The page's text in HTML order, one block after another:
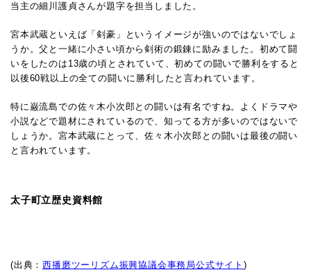
当主の細川護貞さんが題字を担当しました。
宮本武蔵といえば「剣豪」というイメージが強いのではないでしょ
うか。父と一緒に小さい頃から剣術の鍛錬に励みました。初めて闘
いをしたのは13歳の頃とされていて、初めての闘いで勝利をすると
以後60戦以上の全ての闘いに勝利したと言われています。
特に巌流島での佐々木小次郎との闘いは有名ですね。よくドラマや
小説などで題材にされているので、知ってる方が多いのではないで
しょうか。宮本武蔵にとって、佐々木小次郎との闘いは最後の闘い
と言われています。
太子町立歴史資料館
(出典：西播磨ツーリズム振興協議会事務局公式サイト)